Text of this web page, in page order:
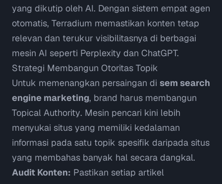
yang dikutip oleh AI. Dengan sistem empat agen
otomatis, Terradium memastikan konten tetap
relevan dan terukur visibilitasnya di berbagai
mesin AI seperti Perplexity dan ChatGPT.
Strategi Membangun Otoritas Topik
Untuk memenangkan persaingan di sem search
engine marketing, brand harus membangun
Topical Authority. Mesin pencari kini lebih
menyukai situs yang memiliki kedalaman
informasi pada satu topik spesifik daripada situs
yang membahas banyak hal secara dangkal.
Audit Konten: Pastikan setiap artikel